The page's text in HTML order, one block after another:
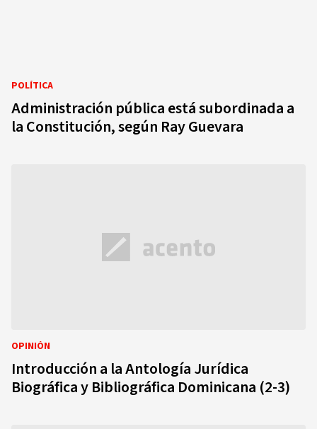
POLÍTICA
Administración pública está subordinada a
la Constitución, según Ray Guevara
OPINIÓN
Introducción a la Antología Jurídica
Biográfica y Bibliográfica Dominicana (2-3)